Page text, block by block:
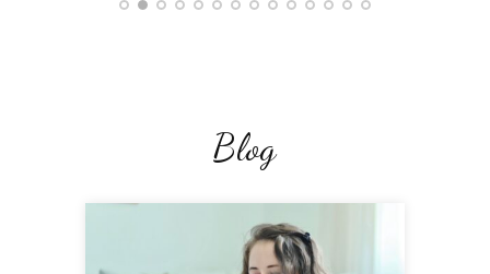
Blog